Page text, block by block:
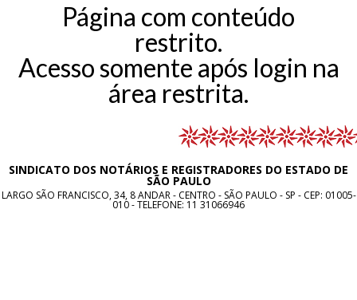
Página com conteúdo
restrito.
Acesso somente após login na
área restrita.
SINDICATO DOS NOTÁRIOS E REGISTRADORES DO ESTADO DE
SÃO PAULO
LARGO SÃO FRANCISCO, 34, 8 ANDAR - CENTRO - SÃO PAULO - SP - CEP: 01005-
010 - TELEFONE: 11 31066946